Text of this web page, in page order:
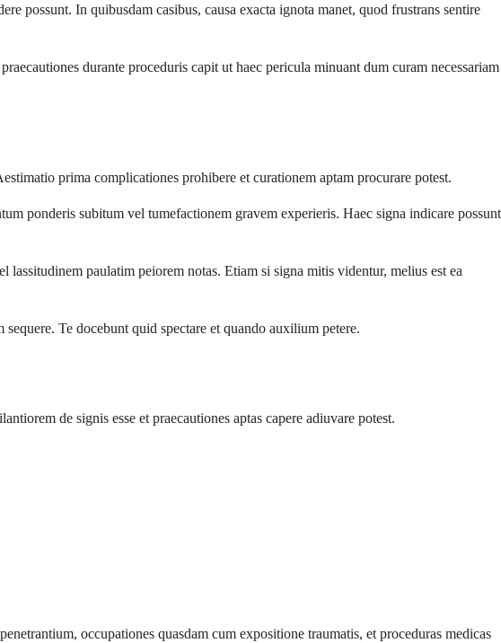
possunt. In quibusdam casibus, causa exacta ignota manet, quod frustrans sentire
durante proceduris capit ut haec pericula minuant dum curam necessariam
prima complicationes prohibere et curationem aptam procurare potest.
ponderis subitum vel tumefactionem gravem experieris. Haec signa indicare possunt
paulatim peiorem notas. Etiam si signa mitis videntur, melius est ea
Te docebunt quid spectare et quando auxilium petere.
de signis esse et praecautiones aptas capere adiuvare potest.
occupationes quasdam cum expositione traumatis, et proceduras medicas